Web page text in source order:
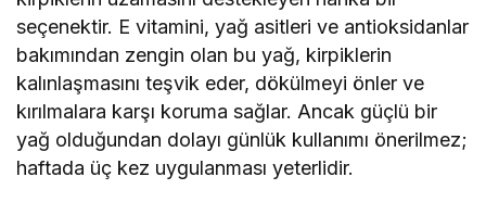
seçenektir. E vitamini, yağ asitleri ve antioksidanlar
bakımından zengin olan bu yağ, kirpiklerin
kalınlaşmasını teşvik eder, dökülmeyi önler ve
kırılmalara karşı koruma sağlar. Ancak güçlü bir
yağ olduğundan dolayı günlük kullanımı önerilmez;
haftada üç kez uygulanması yeterlidir.